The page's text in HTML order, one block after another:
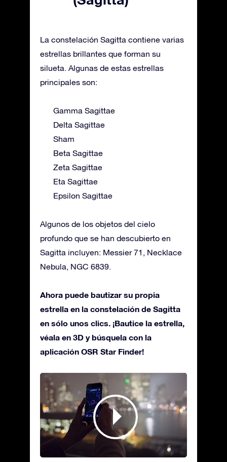
La constelación Sagitta contiene varias
estrellas brillantes que forman su
silueta. Algunas de estas estrellas
principales son:
Gamma Sagittae
Delta Sagittae
Sham
Beta Sagittae
Zeta Sagittae
Eta Sagittae
Epsilon Sagittae
Algunos de los objetos del cielo
profundo que se han descubierto en
Sagitta incluyen: Messier 71, Necklace
Nebula, NGC 6839.
Ahora puede bautizar su propia
estrella en la constelación de Sagitta
en sólo unos clics. ¡Bautice la estrella,
véala en 3D y búsquela con la
aplicación OSR Star Finder!